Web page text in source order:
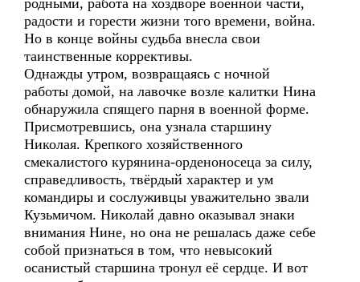
родными, работа на хоздворе военной части,
радости и горести жизни того времени, война.
Но в конце войны судьба внесла свои
таинственные коррективы.
Однажды утром, возвращаясь с ночной
работы домой, на лавочке возле калитки Нина
обнаружила спящего парня в военной форме.
Присмотревшись, она узнала старшину
Николая. Крепкого хозяйственного
смекалистого курянина-орденоносеца за силу,
справедливость, твёрдый характер и ум
командиры и сослуживцы уважительно звали
Кузьмичом. Николай давно оказывал знаки
внимания Нине, но она не решалась даже себе
собой признаться в том, что невысокий
осанистый старшина тронул её сердце. И вот